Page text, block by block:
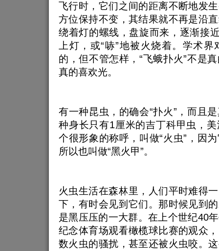
飞行时，它们之间的距离不断地发
方位保持不变，其结果就不再是沿
绕着灯的螺线，盘旋而来，逐渐接
上灯，或“哧”地被火烧着。学术
的，但不管怎样，“飞蛾扑火”不是
真的喜欢光。
有一种昆虫，的确会“扑火”，而且
种身长只有1厘米的吉丁科甲虫，
个很形象的称呼，叫做“火虫”，因
所以也叫做“黑火甲”。
火虫生活在森林里，人们平时难得
下，有时会见到它们。那时候见到
是黑压压的一大群。在上个世纪40
纪念体育场观看橄榄球比赛的观众
数火虫的骚扰，甚至还被火虫咬。